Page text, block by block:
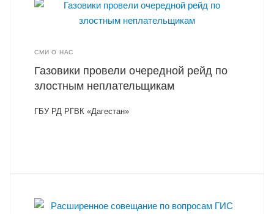
СМИ О НАС
Газовики провели очередной рейд по
злостным неплательщикам
ГБУ РД РГВК «Дагестан»